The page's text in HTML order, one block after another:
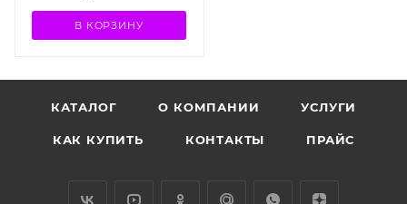
В КОРЗИНУ
КАТАЛОГ О КОМПАНИИ УСЛУГИ
КАК КУПИТЬ КОНТАКТЫ ПРАЙС